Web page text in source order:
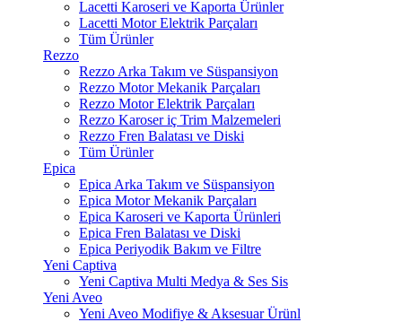
Lacetti Karoseri ve Kaporta Ürünler
Lacetti Motor Elektrik Parçaları
Tüm Ürünler
Rezzo
Rezzo Arka Takım ve Süspansiyon
Rezzo Motor Mekanik Parçaları
Rezzo Motor Elektrik Parçaları
Rezzo Karoser iç Trim Malzemeleri
Rezzo Fren Balatası ve Diski
Tüm Ürünler
Epica
Epica Arka Takım ve Süspansiyon
Epica Motor Mekanik Parçaları
Epica Karoseri ve Kaporta Ürünleri
Epica Fren Balatası ve Diski
Epica Periyodik Bakım ve Filtre
Yeni Captiva
Yeni Captiva Multi Medya & Ses Sis
Yeni Aveo
Yeni Aveo Modifiye & Aksesuar Ürünl